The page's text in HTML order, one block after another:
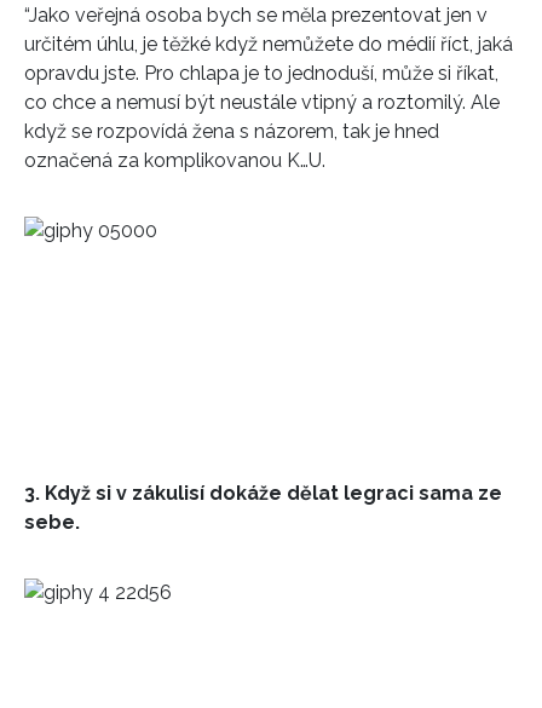
“Jako veřejná osoba bych se měla prezentovat jen v
určitém úhlu, je těžké když nemůžete do médií říct, jaká
opravdu jste. Pro chlapa je to jednoduší, může si říkat,
co chce a nemusí být neustále vtipný a roztomilý. Ale
když se rozpovídá žena s názorem, tak je hned
označená za komplikovanou K…U.
3. Když si v zákulisí dokáže dělat legraci sama ze
sebe.